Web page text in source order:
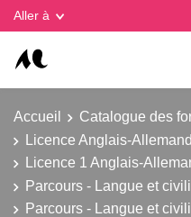
Aller à
Accueil Catalogue des
Licence Anglais-
Licence 1 Anglais-
Parcours - Langue et
Parcours - Langue et
Gestion des cookies